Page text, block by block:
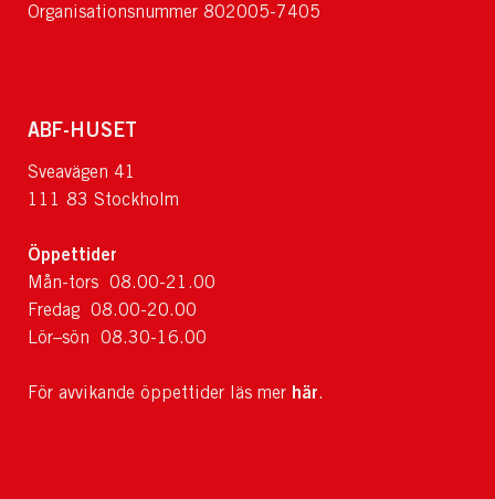
Organisationsnummer 802005-7405
ABF-HUSET
Sveavägen 41
111 83 Stockholm
Öppettider
Mån-tors 08.00-21.00
Fredag 08.00-20.00
Lör–sön 08.30-16.00
För avvikande öppettider läs mer här.